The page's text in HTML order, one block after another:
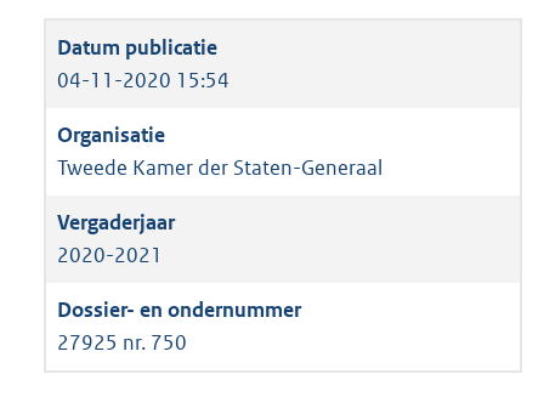
04-11-2020 15:54
Tweede Kamer der Staten-Generaal
2020-2021
27925 nr. 750